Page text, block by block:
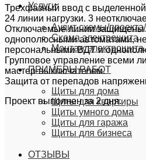
Услуги
Аудит схемы/
Схема электрощита
Монтаж электрощита
ПРИМЕРЫ РАБОТ
Щиты для дома
Щиты для квартиры
Щиты умного дома
Щиты для гаража
Щиты для бизнеса
ОТЗЫВЫ
Трехфазный ввод с
24 линии нагрузки. 3
Отключаемые линии защищены
однополюсными автоматами,
персональными ВДТ и
Групповое управление всеми
мастер-выключателем.
Защита от перепадов
Проект выполнен за 2 дня.